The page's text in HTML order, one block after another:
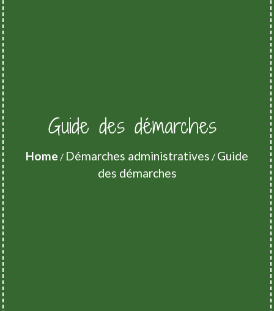
Guide des démarches
Home / Démarches administratives / Guide
des démarches